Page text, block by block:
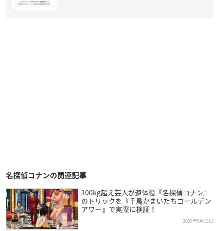
名探偵コナンの関連記事
100kg超え芸人が遺体役『名探偵コナン』
のトリックを『千鳥かまいたちゴールデン
アワー』で実際に検証！
2025年8月13日